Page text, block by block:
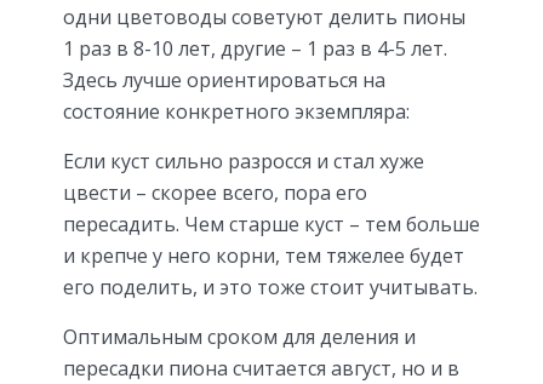
одни цветоводы советуют делить пионы
1 раз в 8-10 лет, другие – 1 раз в 4-5 лет.
Здесь лучше ориентироваться на
состояние конкретного экземпляра:
Если куст сильно разросся и стал хуже
цвести – скорее всего, пора его
пересадить. Чем старше куст – тем больше
и крепче у него корни, тем тяжелее будет
его поделить, и это тоже стоит учитывать.
Оптимальным сроком для деления и
пересадки пиона считается август, но и в